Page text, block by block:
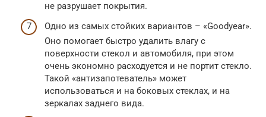
не разрушает покрытия.
Одно из самых стойких вариантов – «Goodyear».
Оно помогает быстро удалить влагу с
поверхности стекол и автомобиля, при этом
очень экономно расходуется и не портит стекло.
Такой «антизапотеватель» может
использоваться и на боковых стеклах, и на
зеркалах заднего вида.